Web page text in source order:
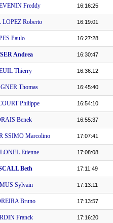
Freddy 16:16:25
LOPEZ Roberto 16:19:01
Paulo 16:27:28
Andrea 16:30:47
Thierry 16:36:12
Thomas 16:45:40
Philippe 16:54:10
Benek 16:55:37
SSIMO Marcolino 17:07:41
Etienne 17:08:08
Beth 17:11:49
Sylvain 17:13:11
Bruno 17:13:57
Franck 17:16:20